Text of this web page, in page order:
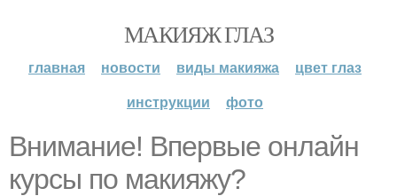
МАКИЯЖ ГЛАЗ
главная новости виды макияжа
цвет глаз
инструкции
фото
Внимание! Впервые онлайн
курсы по макияжу?